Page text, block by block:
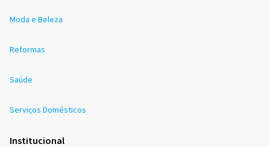
Moda e Beleza
Reformas
Saúde
Serviços Domésticos
Institucional